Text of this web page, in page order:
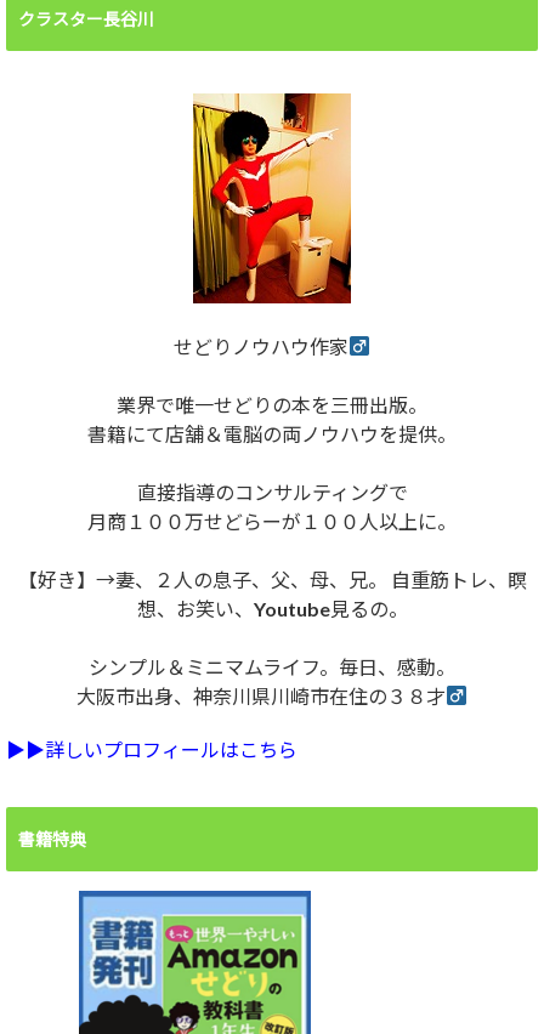
クラスター長谷川
せどりノウハウ作家
業界で唯一せどりの本を三冊出版。
書籍にて店舗＆電脳の両ノウハウを提供。
直接指導のコンサルティングで
月商１００万せどらーが１００人以上に。
【好き】→妻、２人の息子、父、母、兄。 自重筋トレ、瞑
想、お笑い、Youtube見るの。
シンプル＆ミニマムライフ。毎日、感動。
大阪市出身、神奈川県川崎市在住の３８才
▶︎▶︎詳しいプロフィールはこちら
書籍特典